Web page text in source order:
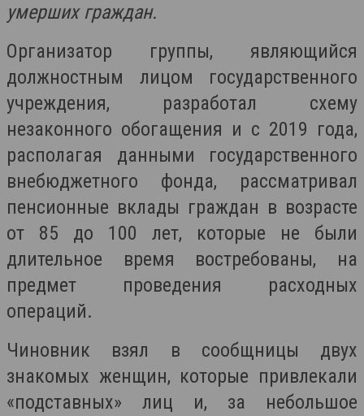
умерших граждан.
Организатор группы, являющийся
должностным лицом государственного
учреждения, разработал схему
незаконного обогащения и с 2019 года,
располагая данными государственного
внебюджетного фонда, рассматривал
пенсионные вклады граждан в возрасте
от 85 до 100 лет, которые не были
длительное время востребованы, на
предмет проведения расходных
операций.
Чиновник взял в сообщницы двух
знакомых женщин, которые привлекали
«подставных» лиц и, за небольшое